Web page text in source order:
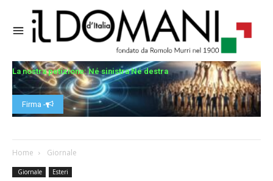
La nostra petizione: Né sinistra Né destra
Firma -
Home Giornale
Giornale Esteri